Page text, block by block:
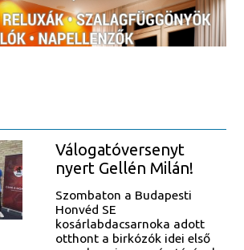
Válogatóversenyt
nyert Gellén Milán!
Szombaton a Budapesti
Honvéd SE
kosárlabdacsarnoka adott
otthont a birkózók idei első